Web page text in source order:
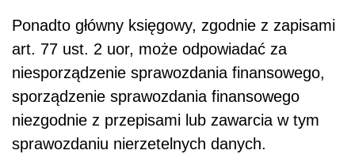
Ponadto główny księgowy, zgodnie z zapisami
art. 77 ust. 2 uor, może odpowiadać za
niesporządzenie sprawozdania finansowego,
sporządzenie sprawozdania finansowego
niezgodnie z przepisami lub zawarcia w tym
sprawozdaniu nierzetelnych danych.